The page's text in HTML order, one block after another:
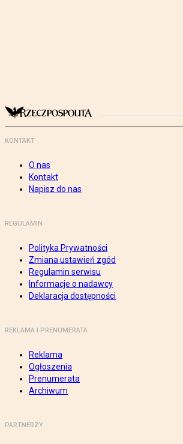
KONTAKT
O nas
Kontakt
Napisz do nas
REGULAMIN
Polityka Prywatności
Zmiana ustawień zgód
Regulamin serwisu
Informacje o nadawcy
Deklaracja dostępności
REKLAMA I PRENUMERATA
Reklama
Ogłoszenia
Prenumerata
Archiwum
PARTNERZY